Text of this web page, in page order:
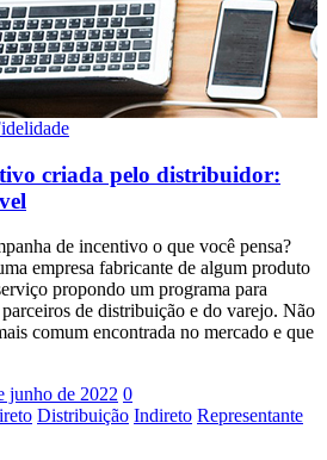
criada pelo distribuidor:
de incentivo o que você pensa?
empresa fabricante de algum produto
propondo um programa para
de distribuição e do varejo. Não
comum encontrada no mercado e que
junho de 2022 0
Distribuição Indireto Representante